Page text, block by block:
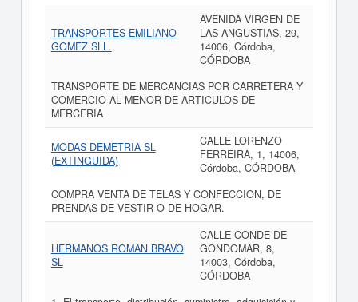
TRANSPORTES EMILIANO
GOMEZ SLL.
AVENIDA VIRGEN DE
LAS ANGUSTIAS, 29,
14006, Córdoba,
CÓRDOBA
TRANSPORTE DE MERCANCIAS POR CARRETERA Y
COMERCIO AL MENOR DE ARTICULOS DE
MERCERIA
MODAS DEMETRIA SL
(EXTINGUIDA)
CALLE LORENZO
FERREIRA, 1, 14006,
Córdoba, CÓRDOBA
COMPRA VENTA DE TELAS Y CONFECCION, DE
PRENDAS DE VESTIR O DE HOGAR.
HERMANOS ROMAN BRAVO
SL
CALLE CONDE DE
GONDOMAR, 8,
14003, Córdoba,
CÓRDOBA